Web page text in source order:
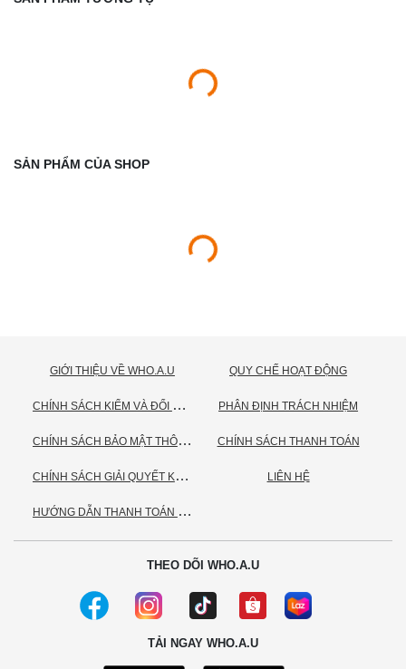
SẢN PHẨM CỦA SHOP
GIỚI THIỆU VỀ WHO.A.U
C
HÍNH SÁCH KIỂM VÀ ĐỔI TRẢ HÀNG
C
HÍNH SÁCH BẢO MẬT THÔNG TIN CÁ NHÂN
C
HÍNH SÁCH GIẢI QUYẾT KHIẾU NẠI
H
ƯỚNG DẪN THANH TOÁN VNPAY
QUY CHẾ HOẠT ĐỘNG
PHÂN ĐỊNH TRÁCH NHIỆM
CHÍNH SÁCH THANH TOÁN
LIÊN HỆ
THEO DÕI WHO.A.U
TẢI NGAY WHO.A.U